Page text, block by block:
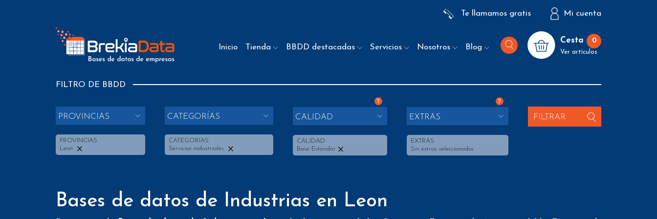
Te llamamos gratis Mi cuenta
Inicio Tienda BBDD destacadas Servicios Nosotros Blog
Cesta 0
Ver artículos
FILTRO DE BBDD
PROVINCIAS
PROVINCIAS
Leon
CATEGORÍAS
CATEGORÍAS
Servicios industriales
?
CALIDAD
CALIDAD
Base Estándar
?
EXTRAS
EXTRAS
Sin extras seleccionados
FILTRAR
Bases de datos de Industrias en Leon